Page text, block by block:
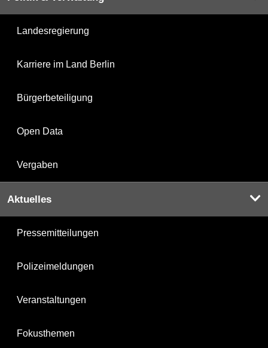
Landesregierung
Karriere im Land Berlin
Bürgerbeteiligung
Open Data
Vergaben
Aktuelles
Pressemitteilungen
Polizeimeldungen
Veranstaltungen
Fokusthemen